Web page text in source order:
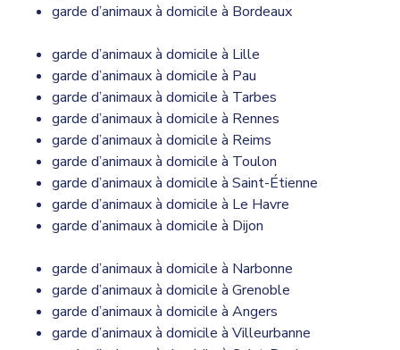
garde d’animaux à domicile à Bordeaux
garde d’animaux à domicile à Lille
garde d’animaux à domicile à Pau
garde d’animaux à domicile à Tarbes
garde d’animaux à domicile à Rennes
garde d’animaux à domicile à Reims
garde d’animaux à domicile à Toulon
garde d’animaux à domicile à Saint-Étienne
garde d’animaux à domicile à Le Havre
garde d’animaux à domicile à Dijon
garde d’animaux à domicile à Narbonne
garde d’animaux à domicile à Grenoble
garde d’animaux à domicile à Angers
garde d’animaux à domicile à Villeurbanne